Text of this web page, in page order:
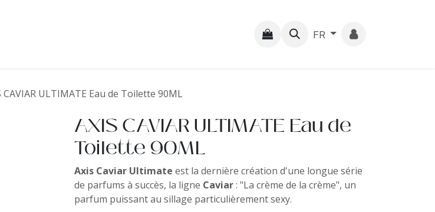
FR
CAVIAR ULTIMATE Eau de Toilette 90ML
AXIS CAVIAR ULTIMATE Eau de
Toilette 90ML
Axis Caviar Ultimate est la dernière création d'une longue série
de parfums à succès, la ligne Caviar: "La crème de la crème", un
parfum puissant au sillage particulièrement sexy.